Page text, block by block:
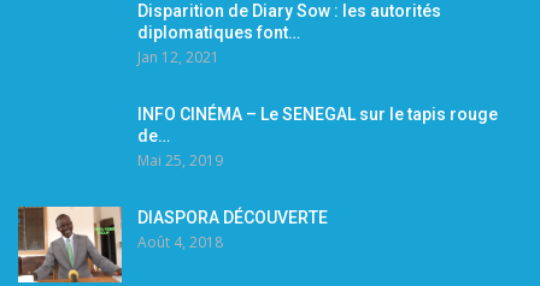
Disparition de Diary Sow : les autorités
diplomatiques font…
Jan 12, 2021
INFO CINÉMA – Le SENEGAL sur le tapis rouge
de…
Mai 25, 2019
DIASPORA DÉCOUVERTE
Août 4, 2018